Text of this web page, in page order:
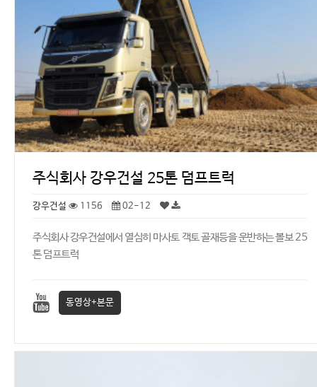
주식회사 강우건설 25톤 덤프트럭
강우건설 1156 02-12
주식회사 강우건설에서 열심히 마사토 객토 골재등을 운반하는 볼보 25
톤 덤프트럭
동영상+본문